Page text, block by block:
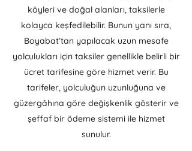
köyleri ve doğal alanları, taksilerle
kolayca keşfedilebilir. Bunun yanı sıra,
Boyabat’tan yapılacak uzun mesafe
yolculukları için taksiler genellikle belirli bir
ücret tarifesine göre hizmet verir. Bu
tarifeler, yolculuğun uzunluğuna ve
güzergâhına göre değişkenlik gösterir ve
şeffaf bir ödeme sistemi ile hizmet
sunulur.